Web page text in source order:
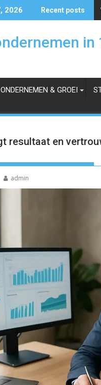
2026 Recent posts
in
ONDERNEMEN & GROEI
resultaat en
admin